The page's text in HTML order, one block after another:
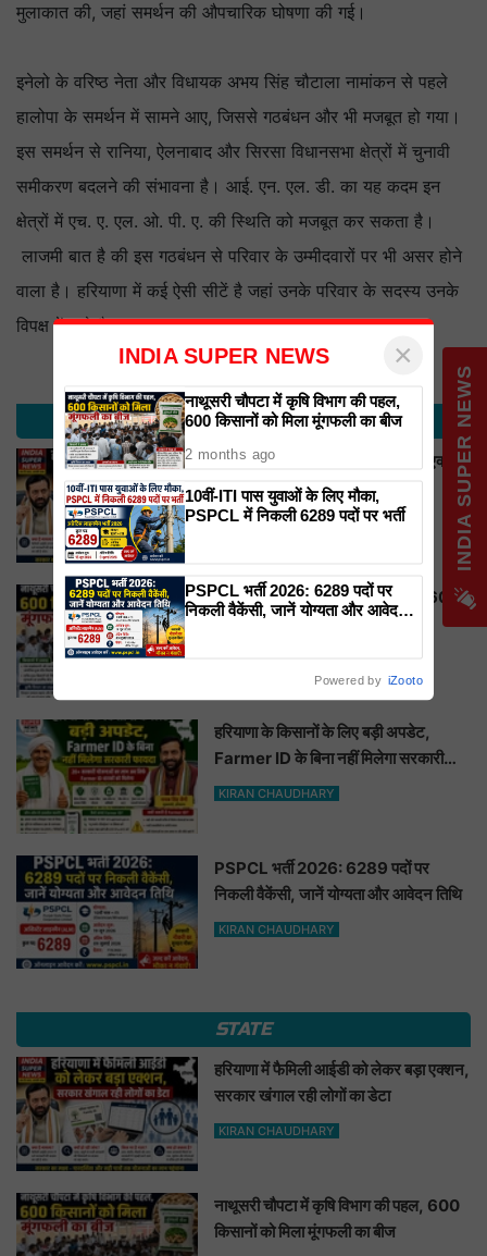
मुलाकात की, जहां समर्थन की औपचारिक घोषणा की गई।
इनेलो के वरिष्ठ नेता और विधायक अभय सिंह चौटाला नामांकन से पहले
हालोपा के समर्थन में सामने आए, जिससे गठबंधन और भी मजबूत हो गया।
इस समर्थन से रानिया, ऐलनाबाद और सिरसा विधानसभा क्षेत्रों में चुनावी
समीकरण बदलने की संभावना है। आई. एन. एल. डी. का यह कदम इन
क्षेत्रों में एच. ए. एल. ओ. पी. ए. की स्थिति को मजबूत कर सकता है।
लाजमी बात है की इस गठबंधन से परिवार के उम्मीदवारों पर भी असर होने
वाला है। हरियाणा में कई ऐसी सीटें है जहां उनके परिवार के सदस्य उनके
विपक्ष में खड़े है।
TRENDING NEWS
हरियाणा में फैमिली आईडी को लेकर बड़ा एक्शन,
सरकार खंगाल रही लोगों का डेटा
KIRAN CHAUDHARY
नाथूसरी चौपटा में कृषि विभाग की पहल, 600
किसानों को मिला मूंगफली का बीज
हरियाणा के किसानों के लिए बड़ी अपडेट,
Farmer ID के बिना नहीं मिलेगा सरकारी
फायदा
KIRAN CHAUDHARY
PSPCL भर्ती 2026: 6289 पदों पर
निकली वैकेंसी, जानें योग्यता और आवेदन तिथि
KIRAN CHAUDHARY
STATE
हरियाणा में फैमिली आईडी को लेकर बड़ा एक्शन,
सरकार खंगाल रही लोगों का डेटा
KIRAN CHAUDHARY
नाथूसरी चौपटा में कृषि विभाग की पहल, 600
किसानों को मिला मूंगफली का बीज
INDIA SUPER NEWS
INDIA SUPER NEWS ×
नाथूसरी चौपटा में कृषि विभाग की पहल,
600 किसानों को मिला मूंगफली का बीज
2 months ago
10वीं-ITI पास युवाओं के लिए मौका,
PSPCL में निकली 6289 पदों पर भर्ती
PSPCL भर्ती 2026: 6289 पदों पर
निकली वैकेंसी, जानें योग्यता और आवेदन
Powered by iZooto